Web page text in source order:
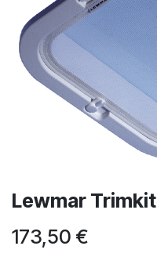
Lewmar Trimkit
173,50 €